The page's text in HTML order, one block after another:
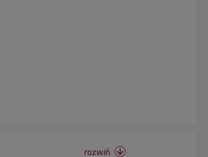
rozwiń 